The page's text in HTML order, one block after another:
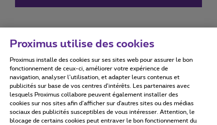
Conditions d'utilisation Accessibility statement
Tous droits réservés. © 2026 Proximus
Proximus utilise des cookies
Proximus installe des cookies sur ses sites web pour assurer le bon
fonctionnement de ceux-ci, améliorer votre expérience de
navigation, analyser l’utilisation, et adapter leurs contenus et
publicités sur base de vos centres d’intérêts. Les partenaires avec
lesquels Proximus collabore peuvent également installer des
cookies sur nos sites afin d’afficher sur d'autres sites ou des médias
sociaux des publicités susceptibles de vous intéresser. Attention, le
blocage de certains cookies peut entraver le bon fonctionnement du